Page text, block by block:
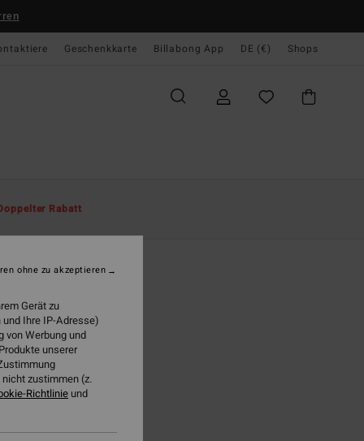
Geschenkkarte Billabong App DE (€) Shops
Rabatt
Waves
63%
€
RABATT EXTRA 25%
Gerät zu
Ihre IP-Adresse)
von Werbung und
unserer
zustimmen (z.
Richtlinie und
ohne zu akzeptieren